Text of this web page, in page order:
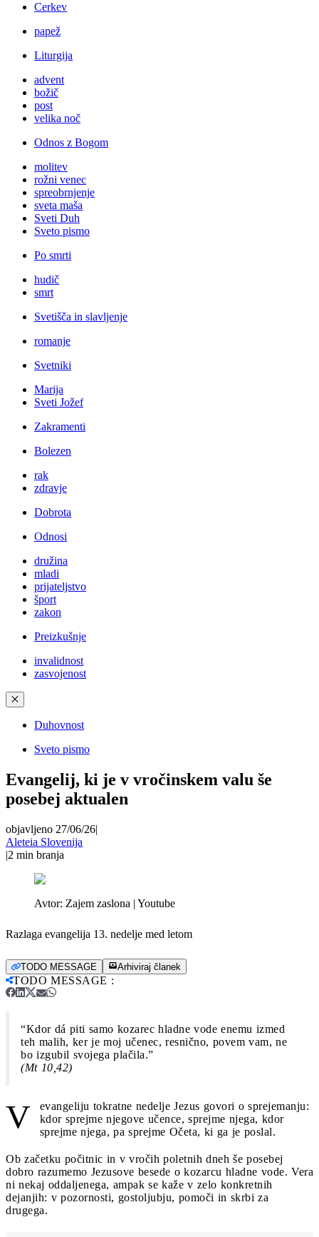
Cerkev
papež
Liturgija
advent
božič
post
velika noč
Odnos z Bogom
molitev
rožni venec
spreobrnjenje
sveta maša
Sveti Duh
Sveto pismo
Po smrti
hudič
smrt
Svetišča in slavljenje
romanje
Svetniki
Marija
Sveti Jožef
Zakramenti
Bolezen
rak
zdravje
Dobrota
Odnosi
družina
mladi
prijateljstvo
šport
zakon
Preizkušnje
invalidnost
zasvojenost
✕
Duhovnost
Sveto pismo
Evangelij, ki je v vročinskem valu še
posebej aktualen
objavljeno 27/06/26|
Aleteia Slovenija
|2 min branja
Avtor: Zajem zaslona | Youtube
Razlaga evangelija 13. nedelje med letom
TODO MESSAGE Arhiviraj članek
TODO MESSAGE :
“Kdor dá piti samo kozarec hladne vode enemu izmed
teh malih, ker je moj učenec, resnično, povem vam, ne
bo izgubil svojega plačila.”
(Mt 10,42)
V
evangeliju tokratne nedelje Jezus govori o sprejemanju:
kdor sprejme njegove učence, sprejme njega, kdor
sprejme njega, pa sprejme Očeta, ki ga je poslal.
Ob začetku počitnic in v vročih poletnih dneh še posebej
dobro razumemo Jezusove besede o kozarcu hladne vode. Vera
ni nekaj oddaljenega, ampak se kaže v zelo konkretnih
dejanjih: v pozornosti, gostoljubju, pomoči in skrbi za
drugega.